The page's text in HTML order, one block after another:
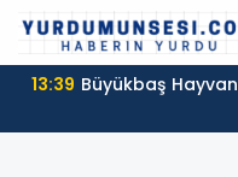
13:39